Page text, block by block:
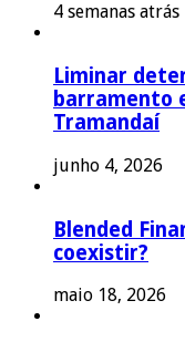
4 semanas atrás
Liminar
barramento
Tramandaí
junho 4, 2026
Blended
coexistir?
maio 18, 2026